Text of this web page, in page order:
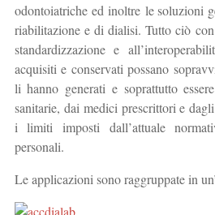
odontoiatriche ed inoltre le soluzioni
riabilitazione e di dialisi. Tutto ciò
standardizzazione e
acquisiti e conservati possano
li hanno generati e soprattutto
sanitarie, dai medici prescrittori e
i limiti imposti dall’attuale
personali.
Le applicazioni sono raggruppate in